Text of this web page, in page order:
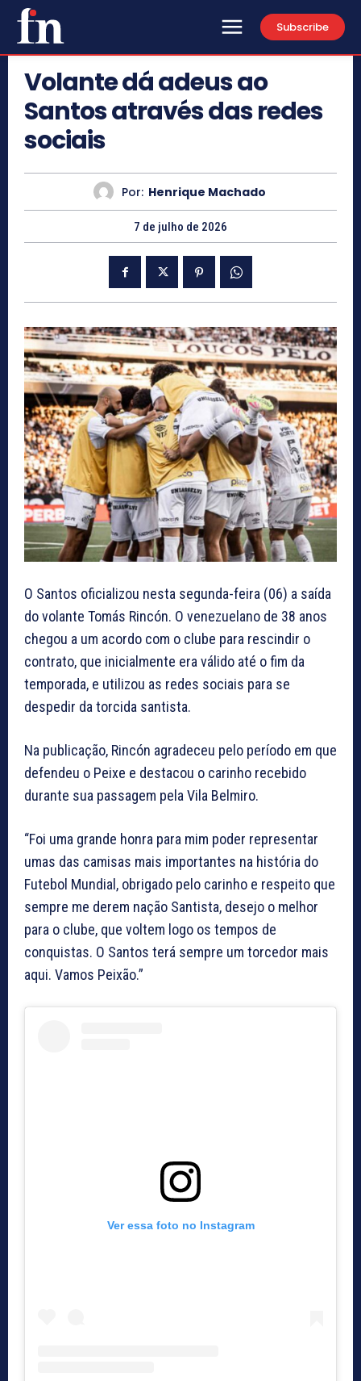
Subscribe
Volante dá adeus ao
Santos através das redes
sociais
Por: Henrique Machado
7 de julho de 2026
O Santos oficializou nesta segunda-feira (06) a saída
do volante Tomás Rincón. O venezuelano de 38 anos
chegou a um acordo com o clube para rescindir o
contrato, que inicialmente era válido até o fim da
temporada, e utilizou as redes sociais para se
despedir da torcida santista.
Na publicação, Rincón agradeceu pelo período em que
defendeu o Peixe e destacou o carinho recebido
durante sua passagem pela Vila Belmiro.
“Foi uma grande honra para mim poder representar
umas das camisas mais importantes na história do
Futebol Mundial, obrigado pelo carinho e respeito que
sempre me derem nação Santista, desejo o melhor
para o clube, que voltem logo os tempos de
conquistas. O Santos terá sempre um torcedor mais
aqui. Vamos Peixão.”
Ver essa foto no Instagram